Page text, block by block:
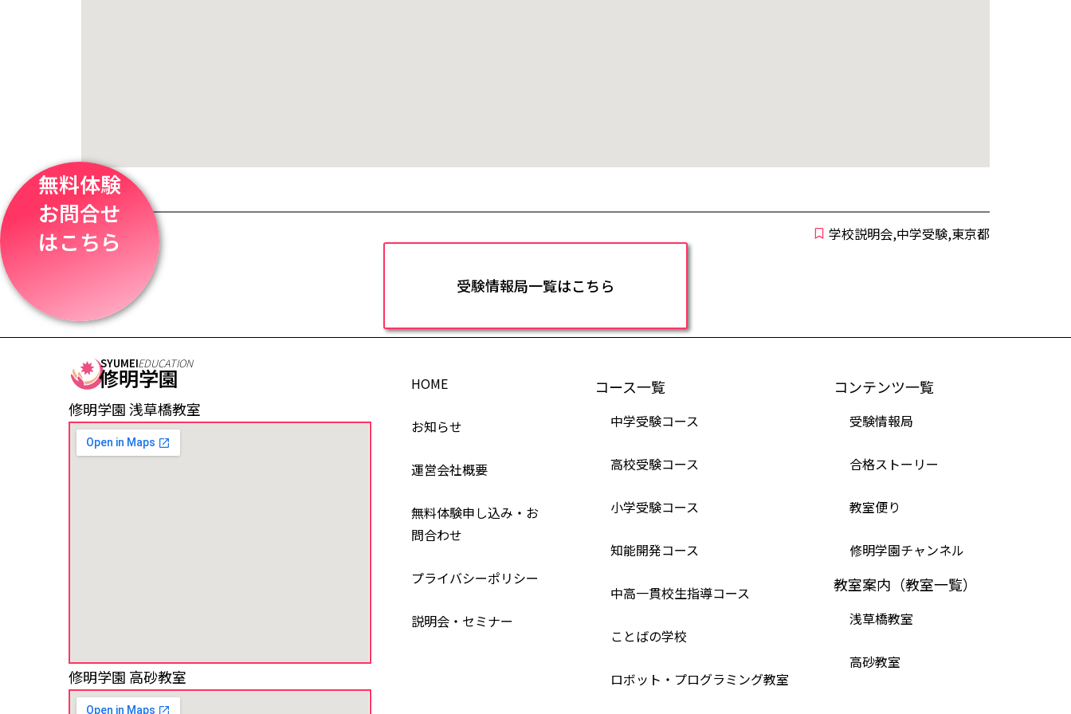
学校説明会,中学受験,東京都
受験情報局一覧はこちら
無料体験
お問合せ
はこちら
SYUMEIEDUCATION
修明学園
修明学園 浅草橋教室
修明学園 高砂教室
HOME
お知らせ
運営会社概要
無料体験申し込み・お
問合わせ
プライバシーポリシー
説明会・セミナー
コース一覧
中学受験コース
高校受験コース
小学受験コース
知能開発コース
中高一貫校生指導コース
ことばの学校
ロボット・プログラミング教室
コンテンツ一覧
受験情報局
合格ストーリー
教室便り
修明学園チャンネル
教室案内（教室一覧）
浅草橋教室
高砂教室